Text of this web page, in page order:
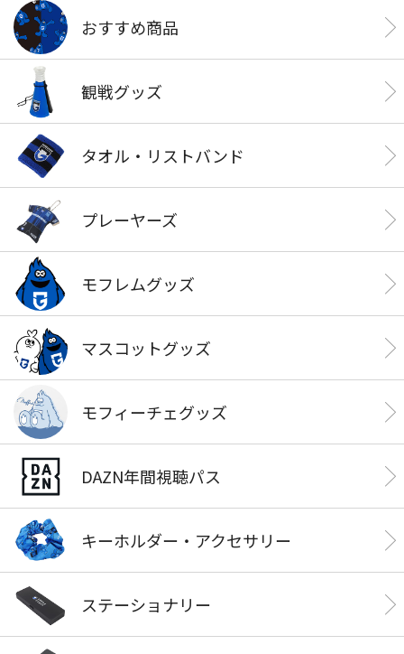
おすすめ商品
観戦グッズ
タオル・リストバンド
プレーヤーズ
モフレムグッズ
マスコットグッズ
モフィーチェグッズ
DAZN年間視聴パス
キーホルダー・アクセサリー
ステーショナリー